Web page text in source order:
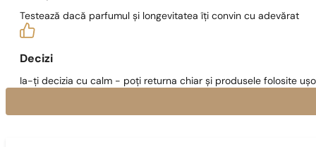
Testează dacă parfumul și longevitatea îți convin cu adevărat
Decizi
Ia-ți decizia cu calm - poți returna chiar și produsele folosite